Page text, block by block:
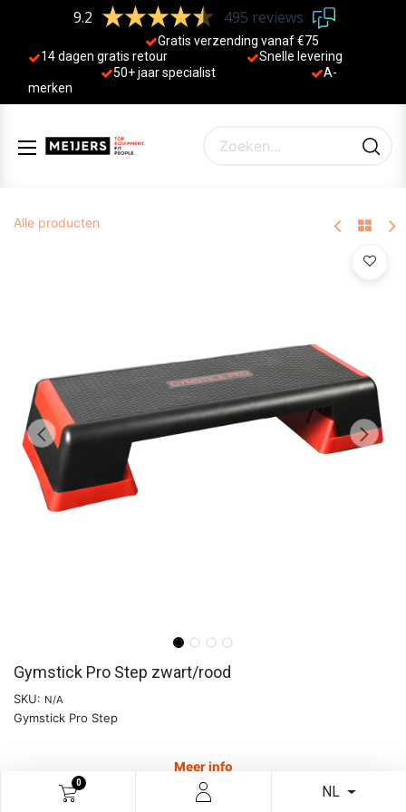
0
NL
9.2 495 reviews
Gratis verzending vanaf €75
14 dagen gratis retour
Sne lle levering
50+ jaar specialist
A-
merken
Alle producten
Gymstick Pro Step zwart/rood
SKU: N/A
Gymstick Pro Step
Meer info
111,57